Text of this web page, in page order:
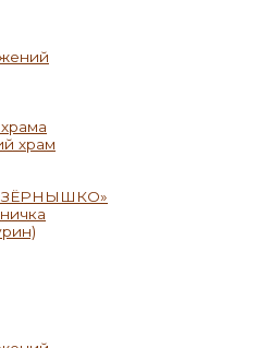
храм
«ЗЁРНЫШКО»